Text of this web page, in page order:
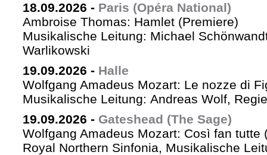
18.09.2026 - Paris (Opéra National)
Ambroise Thomas: Hamlet (Premiere)
Musikalische Leitung: Michael
Warlikowski
19.09.2026 - Halle
Wolfgang Amadeus Mozart: Le nozze di
Musikalische Leitung: Andreas Wolf,
19.09.2026 - Gateshead (The Sage)
Wolfgang Amadeus Mozart: Così fan tutte
Royal Northern Sinfonia, Musikalische